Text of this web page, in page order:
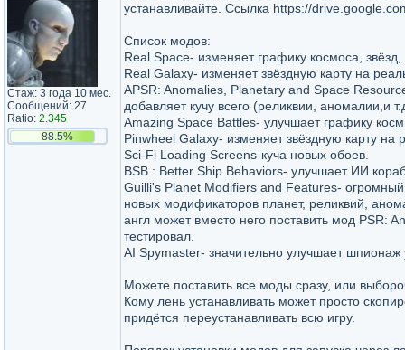
Стаж: 3 года 10 мес.
Сообщений: 27
Ratio: 2.345
88.5%
устанавливайте. Ссылка https://
Список модов:
Real Space- изменяет графику космоса,
Real Galaxy- изменяет звёздную карту на
APSR: Anomalies, Planetary and Space
добавляет кучу всего (реликвии, аномалии,и
Amazing Space Battles- улучшает графику
Pinwheel Galaxy- изменяет звёздную карту
Sci-Fi Loading Screens-куча новых обоев.
BSB : Better Ship Behaviors- улучшает ИИ
Guilli's Planet Modifiers and Features-
новых модификаторов планет, реликвий,
англ может вместо него поставить мод PSR:
тестировал.
AI Spymaster- значительно улучшает
Можете поставить все моды сразу, или
Кому лень устанавливать может просто
придётся переустанавливать всю игру.